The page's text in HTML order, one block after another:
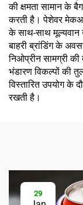
की क्षमता सामान के
करती है। पेशेवर
के साथ-साथ मूल्यवान
बाहरी ब्रांडिंग के
निओप्रीन सामग्री की
भंडारण विकल्पों की
विस्तारित उपयोग के
रखती है।
29